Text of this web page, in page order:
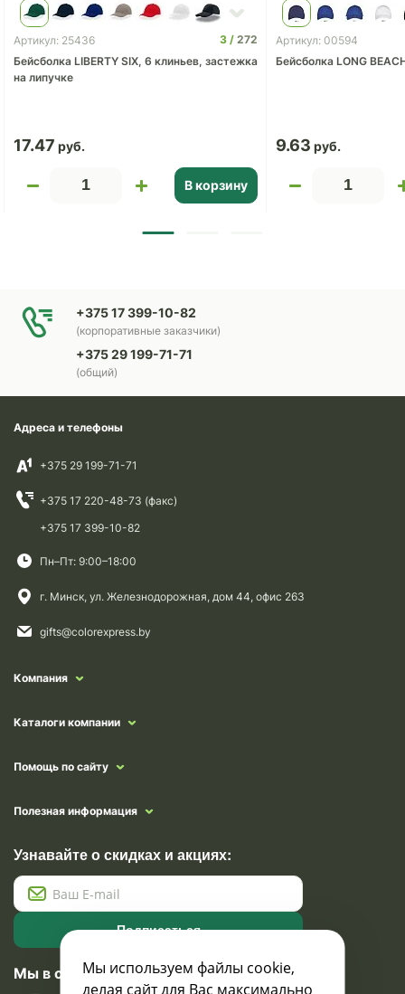
Артикул: 25436 3
272
Бейсболка LIBERTY SIX, 6 клиньев, застежка
на липучке
17.47
В корзину
Артикул: 00594
Бейсболка LONG
9.63
+375 17 399-10-82
(корпоративные заказчики)
+375 29 199-71-71
(общий)
Адреса и телефоны
+375 29 199-71-71
+375 17 220-48-73 (факс)
+375 17 399-10-82
Пн–Пт: 9:00–18:00
г. Минск, ул. Железнодорожная, дом 44, офис 263
gifts@colorexpress.by
Компания
Каталоги компании
Помощь по сайту
Полезная информация
Узнавайте о скидках и акциях:
Подписаться
Мы в социальных сетях
Мы используем файлы cookie,
делая сайт для Вас максимально